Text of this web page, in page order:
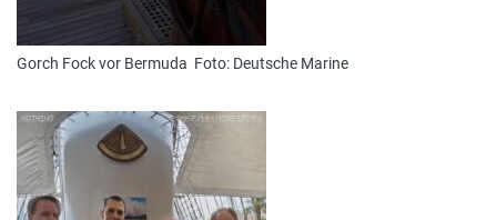
Gorch Fock vor Bermuda Foto: Deutsche Marine